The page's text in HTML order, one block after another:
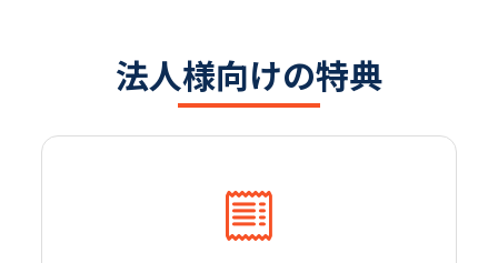
法人様向けの特典